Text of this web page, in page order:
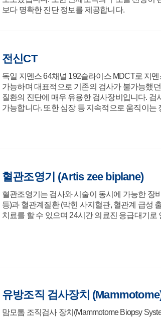
보다 명확한 진단 정보를 제공합니다.
전신CT
독일 지멘스 64채널 192슬라이스 MDCT로 지
가능하며 대표적으로 기존의 검사가 불가능했
질환의 진단에 매우 유용한 검사장비입니다. 검
가능합니다. 또한 심장 등 지속적으로 움직이
혈관조영기 (Artis zee biplane)
혈관조영기는 검사와 시술이 동시에 가능한 장
등)과 혈관계질환 (막힌 사지혈관, 혈관계 급성
치료를 할 수 있으며 24시간 의료진 응급대기로
유방조직 검사장치
맘모톰 조직검사 장치(Mammotome Biopsy